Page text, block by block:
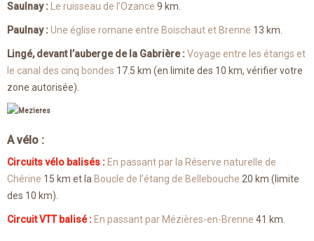
Saulnay : Le ruisseau de l’Ozance 9 km.
Paulnay :Une église romane entre Boischaut et Brenne 13 km.
Lingé, devant l’auberge de la Gabrière :Voyage entre les étangs et
le canal des cinq bondes 17.5 km (en limite des 10 km, vérifier votre
zone autorisée).
A vélo :
Circuits vélo balisés : En passant par la Réserve naturelle de
Chérine 15 km et la Boucle de l’étang de Bellebouche 20 km (limite
des 10 km).
Circuit VTT balisé : En passant par Mézières-en-Brenne 41 km.